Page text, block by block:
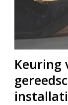
Keuring